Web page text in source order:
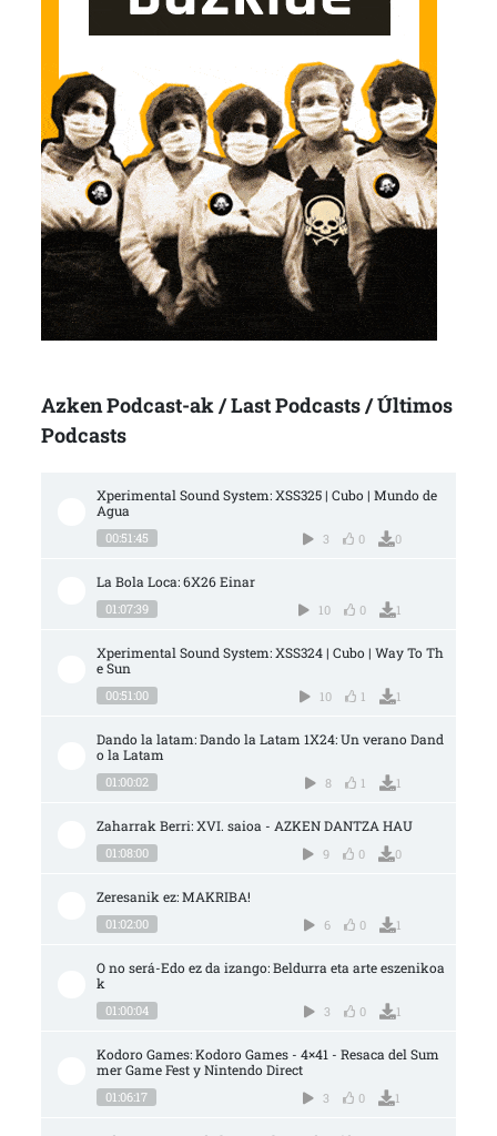
Azken Podcast-ak / Last Podcasts / Últimos
Podcasts
Xperimental Sound System: XSS325 | Cubo | Mundo de
Agua
00:51:45 3 0 0
La Bola Loca: 6X26 Einar
01:07:39 10 0 1
Xperimental Sound System: XSS324 | Cubo | Way To Th
e Sun
00:51:00 10 1 1
Dando la latam: Dando la Latam 1X24: Un verano Dand
o la Latam
01:00:02 8 1 1
Zaharrak Berri: XVI. saioa - AZKEN DANTZA HAU
01:08:00 9 0 0
Zeresanik ez: MAKRIBA!
01:02:00 6 0 1
O no será-Edo ez da izango: Beldurra eta arte eszenikoa
k
01:00:04 3 0 1
Kodoro Games: Kodoro Games - 4×41 - Resaca del Sum
mer Game Fest y Nintendo Direct
01:06:17 3 0 1